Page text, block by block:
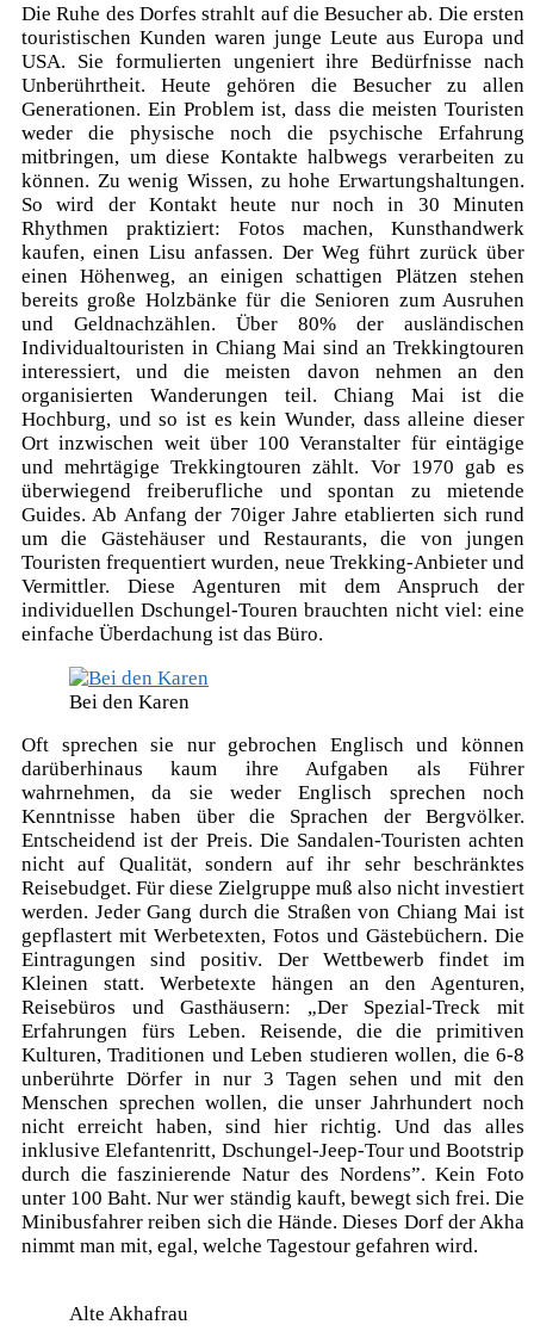
Die Ruhe des Dorfes strahlt auf die Besucher ab. Die ersten
touristischen Kunden waren junge Leute aus Europa und
USA. Sie formulierten ungeniert ihre Bedürfnisse nach
Unberührtheit. Heute gehören die Besucher zu allen
Generationen. Ein Problem ist, dass die meisten Touristen
weder die physische noch die psychische Erfahrung
mitbringen, um diese Kontakte halbwegs verarbeiten zu
können. Zu wenig Wissen, zu hohe Erwartungshaltungen.
So wird der Kontakt heute nur noch in 30 Minuten
Rhythmen praktiziert: Fotos machen, Kunsthandwerk
kaufen, einen Lisu anfassen. Der Weg führt zurück über
einen Höhenweg, an einigen schattigen Plätzen stehen
bereits große Holzbänke für die Senioren zum Ausruhen
und Geldnachzählen. Über 80% der ausländischen
Individualtouristen in Chiang Mai sind an Trekkingtouren
interessiert, und die meisten davon nehmen an den
organisierten Wanderungen teil. Chiang Mai ist die
Hochburg, und so ist es kein Wunder, dass alleine dieser
Ort inzwischen weit über 100 Veranstalter für eintägige
und mehrtägige Trekkingtouren zählt. Vor 1970 gab es
überwiegend freiberufliche und spontan zu mietende
Guides. Ab Anfang der 70iger Jahre etablierten sich rund
um die Gästehäuser und Restaurants, die von jungen
Touristen frequentiert wurden, neue Trekking-Anbieter und
Vermittler. Diese Agenturen mit dem Anspruch der
individuellen Dschungel-Touren brauchten nicht viel: eine
einfache Überdachung ist das Büro.
Bei den Karen
Oft sprechen sie nur gebrochen Englisch und können
darüberhinaus kaum ihre Aufgaben als Führer
wahrnehmen, da sie weder Englisch sprechen noch
Kenntnisse haben über die Sprachen der Bergvölker.
Entscheidend ist der Preis. Die Sandalen-Touristen achten
nicht auf Qualität, sondern auf ihr sehr beschränktes
Reisebudget. Für diese Zielgruppe muß also nicht investiert
werden. Jeder Gang durch die Straßen von Chiang Mai ist
gepflastert mit Werbetexten, Fotos und Gästebüchern. Die
Eintragungen sind positiv. Der Wettbewerb findet im
Kleinen statt. Werbetexte hängen an den Agenturen,
Reisebüros und Gasthäusern: „Der Spezial-Treck mit
Erfahrungen fürs Leben. Reisende, die die primitiven
Kulturen, Traditionen und Leben studieren wollen, die 6-8
unberührte Dörfer in nur 3 Tagen sehen und mit den
Menschen sprechen wollen, die unser Jahrhundert noch
nicht erreicht haben, sind hier richtig. Und das alles
inklusive Elefantenritt, Dschungel-Jeep-Tour und Bootstrip
durch die faszinierende Natur des Nordens”. Kein Foto
unter 100 Baht. Nur wer ständig kauft, bewegt sich frei. Die
Minibusfahrer reiben sich die Hände. Dieses Dorf der Akha
nimmt man mit, egal, welche Tagestour gefahren wird.
Alte Akhafrau